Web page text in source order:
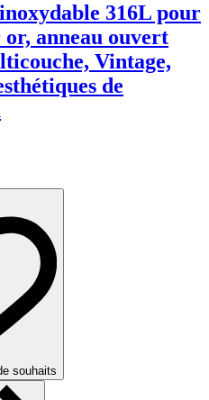
316L pour
anneau ouvert
Vintage,
de
plusieurs
variations.
options
peuvent
être
choisies
du
souhaits